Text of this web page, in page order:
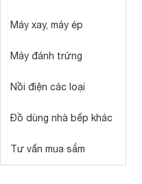
Máy xay, máy ép
Máy đánh trứng
Nồi điện các loại
Đồ dùng nhà bếp khác
Tư vấn mua sắm